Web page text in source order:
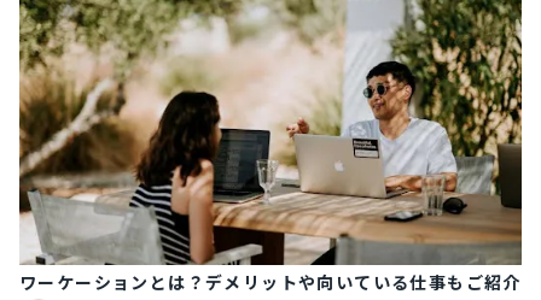
ワーケーションとは？デメリットや向いている仕事もご紹介